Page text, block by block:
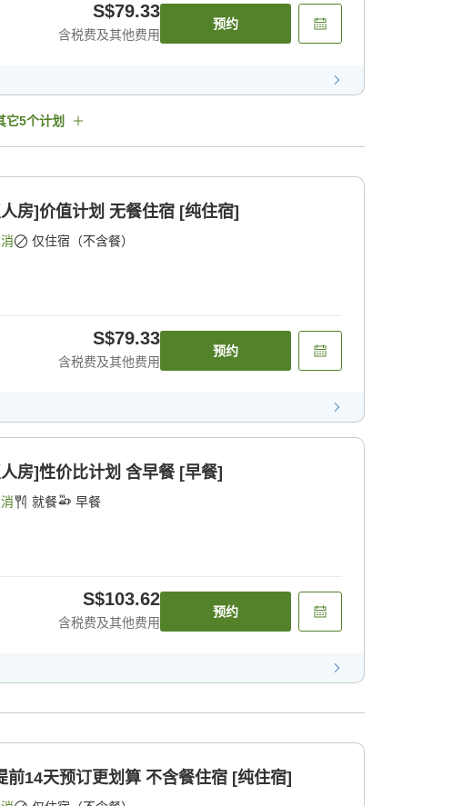
S$79.33
含税费及其他费用
预约
它5个计划
房]价值计划 无餐住宿 [纯住宿]
仅住宿（不含餐）
S$79.33
含税费及其他费用
预约
房]性价比计划 含早餐 [早餐]
就餐 早餐
S$103.62
含税费及其他费用
预约
前14天预订更划算 不含餐住宿 [纯住宿]